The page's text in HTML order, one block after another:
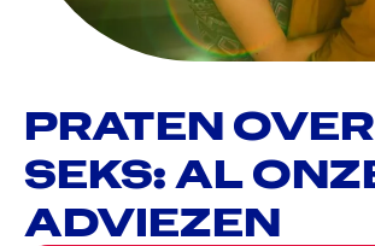
PRATEN OVER
SEKS: AL
ADVIEZEN